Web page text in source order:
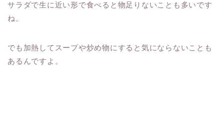
サラダで生に近い形で食べると物足りないことも多いです
ね。
でも加熱してスープや炒め物にすると気にならないことも
あるんですよ。